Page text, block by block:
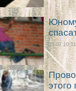
23.07 10:31
этого